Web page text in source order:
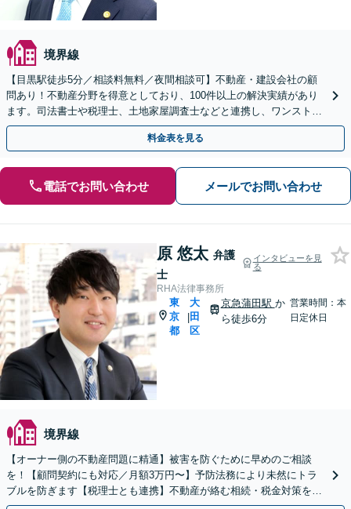
境界線
【目黒駅徒歩5分／相談料無料／夜間相談可】不動産・建設会社の顧
問あり！不動産分野を得意としており、100件以上の解決実績があり
ます。司法書士や税理士、土地家屋調査士などと連携し、ワンストッ
プ対応が可能です。まずはお気軽にお問合せ下さい。
料金表を見る
電話でお問い合わせ メールでお問い合わせ
原 悠太 弁護
士
インタビューを見
る
RHA法律事務所
東
京
都
|
大
田
区
京急蒲田駅 か
ら徒歩6分
営業時間：本
日定休日
境界線
【オーナー側の不動産問題に精通】被害を防ぐために早めのご相談
を！【顧問契約にも対応／月額3万円〜】予防法務により未然にトラ
ブルを防ぎます【税理士とも連携】不動産が絡む相続・税金対策をサ
ポート【顧問契約実績100社以上】【京急蒲田駅徒歩6分】